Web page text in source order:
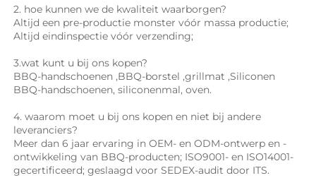
2. hoe kunnen we de kwaliteit waarborgen?
Altijd een pre-productie monster vóór massa productie;
Altijd eindinspectie vóór verzending;
3.wat kunt u bij ons kopen?
BBQ-handschoenen ,BBQ-borstel ,grillmat ,Siliconen
BBQ-handschoenen, siliconenmal, oven.
4. waarom moet u bij ons kopen en niet bij andere
leveranciers?
Meer dan 6 jaar ervaring in OEM- en ODM-ontwerp en -
ontwikkeling van BBQ-producten; ISO9001- en ISO14001-
gecertificeerd; geslaagd voor SEDEX-audit door ITS.